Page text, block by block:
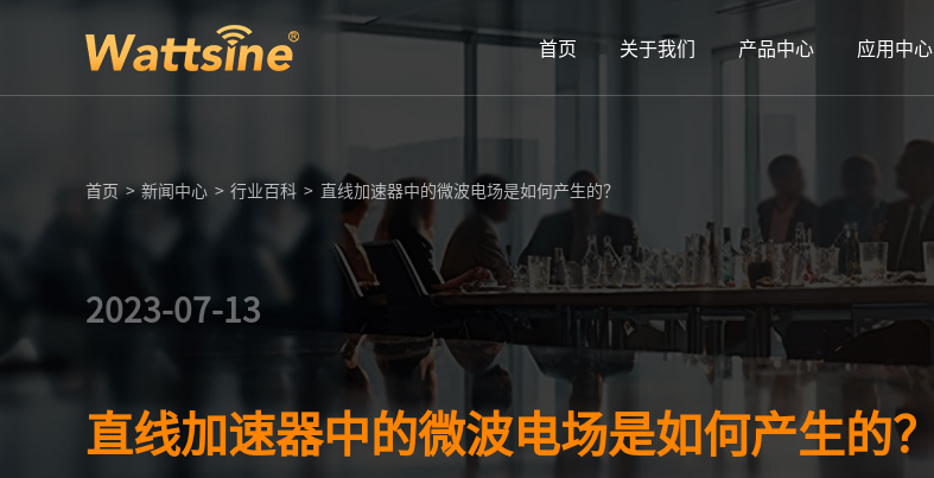
首页 关于我们 产品中心 应用中心
首页 > 新闻中心 > 行业百科 > 直线加速器中的微波电场是如何产生的？
2023-07-13
直线加速器中的微波电场是如何产生的？